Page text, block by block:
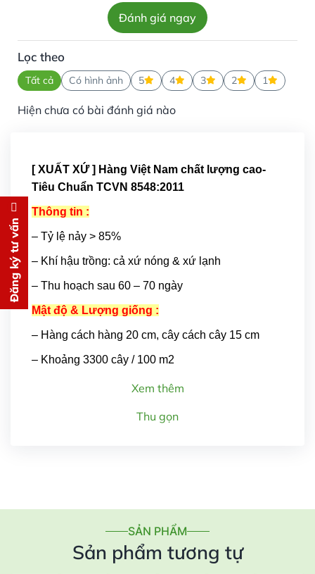
Đánh giá ngay
Lọc theo
Tất cả Có hình ảnh 5 4 3 2 1
Hiện chưa có bài đánh giá nào
[ XUẤT XỨ ] Hàng Việt Nam chất lượng cao-
Tiêu Chuẩn TCVN 8548:2011
Thông tin :
– Tỷ lệ nảy > 85%
– Khí hậu trồng: cả xứ nóng & xứ lạnh
– Thu hoạch sau 60 – 70 ngày
Mật độ & Lượng giống :
– Hàng cách hàng 20 cm, cây cách cây 15 cm
– Khoảng 3300 cây / 100 m2
Xem thêm
Thu gọn
SẢN PHẨM
Sản phẩm tương tự
Đăng ký tư vấn Đăng ký tư vấn
Chúng tôi sẽ gọi lại tư vấn
MIỄN
cho bạn ngay lập tức